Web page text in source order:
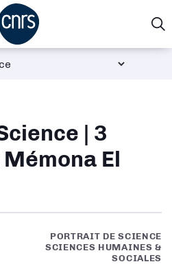
| 3
El
PORTRAIT DE SCIENCE
SCIENCES HUMAINES &
SOCIALES